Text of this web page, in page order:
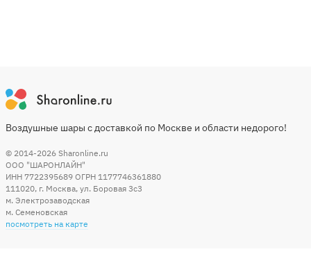
Воздушные шары с доставкой по Москве и области недорого!
© 2014-2026 Sharonline.ru
ООО "ШАРОНЛАЙН"
ИНН 7722395689 ОГРН 1177746361880
111020, г. Москва, ул. Боровая 3c3
м. Электрозаводская
м. Семеновская
посмотреть на карте